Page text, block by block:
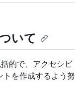
いて
的で、アクセシビ
トを作成するよう努